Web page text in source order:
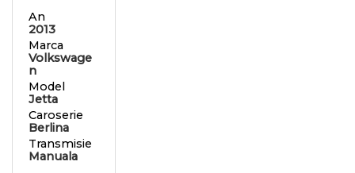
An
2013
Marca
Volkswage
n
Model
Jetta
Caroserie
Berlina
Transmisie
Manuala